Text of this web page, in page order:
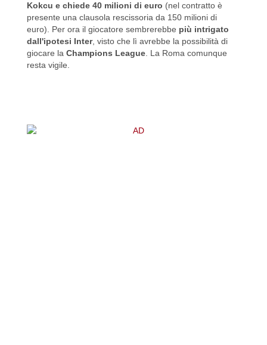
Kokcu e chiede 40 milioni di euro (nel contratto è
presente una clausola rescissoria da 150 milioni di
euro). Per ora il giocatore sembrerebbe più intrigato
dall'ipotesi Inter, visto che lì avrebbe la possibilità di
giocare la Champions League. La Roma comunque
resta vigile.